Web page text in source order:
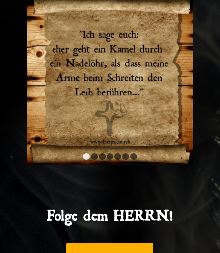
2 3 4 5 6 7
Folge dem HERRN!